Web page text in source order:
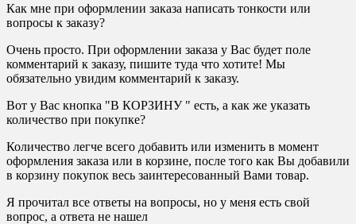
Как мне при оформлении заказа написать тонкости или
вопросы к заказу?
Очень просто. При оформлении заказа у Вас будет поле
комментарий к заказу, пишите туда что хотите! Мы
обязательно увидим комментарий к заказу.
Вот у Вас кнопка "В КОРЗИНУ " есть, а как же указать
количество при покупке?
Количество легче всего добавить или изменить в момент
оформления заказа или в корзине, после того как Вы добавили
в корзину покупок весь заинтересованный Вами товар.
Я прочитал все ответы на вопросы, но у меня есть свой
вопрос, а ответа не нашел